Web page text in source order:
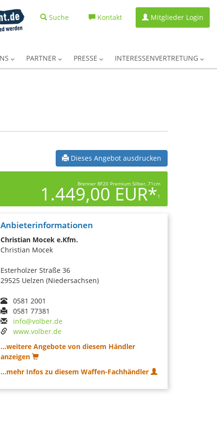
Suche Kontakt Mitglieder Login
PARTNER PRESSE INTERESSENVERTRETUNG
Dieses Angebot ausdrucken
Brenner BF20 Premium Silber, 71cm
1.449,00 EUR*1
Anbieterinformationen
Christian Mocek e.Kfm.
Christian Mocek
Esterholzer Straße 36
29525 Uelzen (Niedersachsen)
0581 2001
0581 77381
info@volber.de
www.volber.de
...weitere Angebote von diesem Händler
anzeigen
...mehr Infos zu diesem Waffen-Fachhändler